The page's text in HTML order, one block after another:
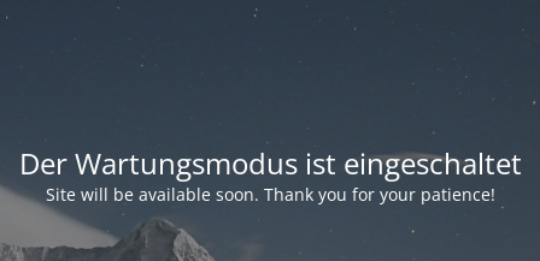
Der Wartungsmodus ist eingeschaltet
Site will be available soon. Thank you for your patience!